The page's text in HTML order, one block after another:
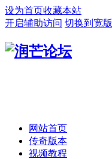
设为首页收藏本站
开启辅助访问 切换到宽版
网站首页
传奇版本
视频教程